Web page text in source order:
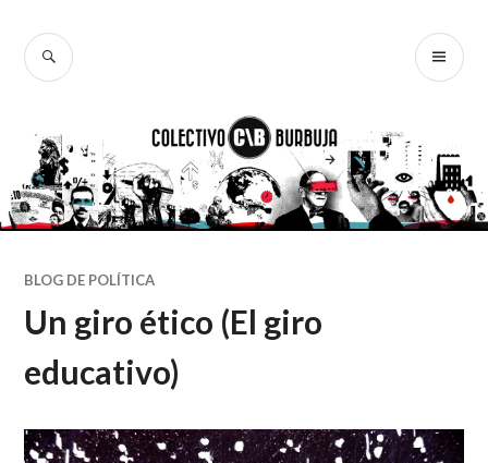
contenido
BUSCAR
BLOG DE POLÍTICA
Un giro ético (El giro
educativo)